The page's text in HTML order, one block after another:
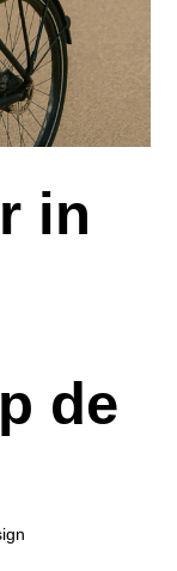
in
de